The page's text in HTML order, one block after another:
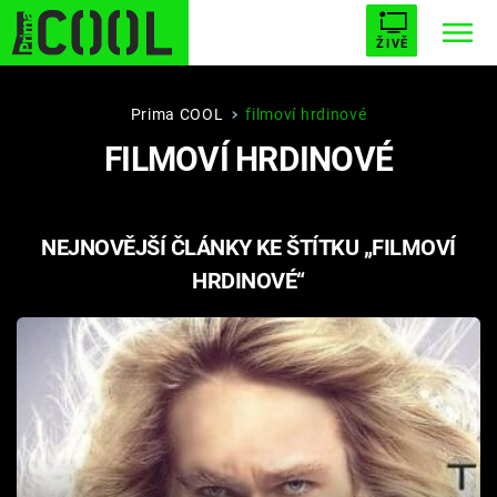
ŽIVĚ
STARHOUSE BUFFY, PŘEMOŽITELKA UPÍRŮ
PLNEJ KOTEL AVENGERS 5
Filmy
Seriály
Hry
Prima COOL filmoví hrdinové
FILMOVÍ HRDINOVÉ
NEJNOVĚJŠÍ ČLÁNKY KE ŠTÍTKU „FILMOVÍ
HRDINOVÉ“